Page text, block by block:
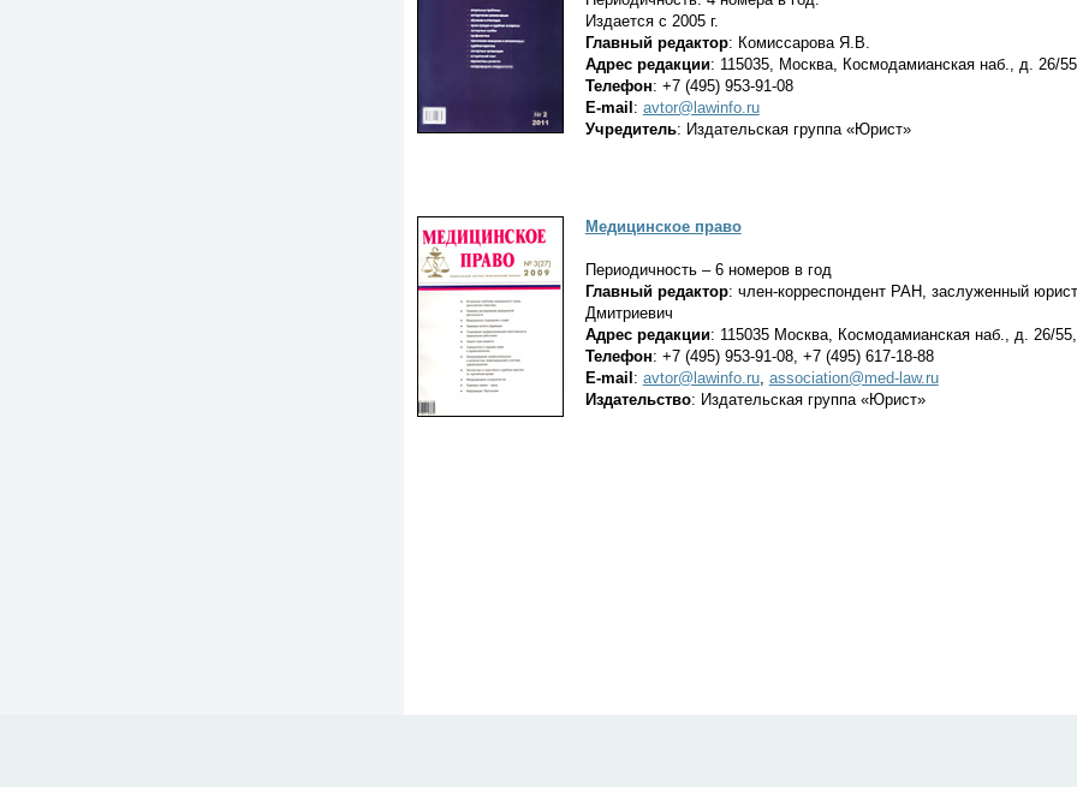
Издается с 2005 г.
Главный редактор: Комиссарова Я.В.
Адрес редакции: 115035, Москва, Космодамианская наб., д. 26/
Телефон: +7 (495) 953-91-08
E-mail : avtor@lawinfo.ru
Учредитель: Издательская группа «Юрист»
Медицинское право
Периодичность – 6 номеров в год
Главный редактор: член-корреспондент РАН, заслуженный
Дмитриевич
Адрес редакции: 115035 Москва, Космодамианская наб., д. 26/
Телефон: +7 (495) 953-91-08, +7 (495) 617-18-88
E-mail : avtor@lawinfo.ru, association@med-law.ru
Издательство: Издательская группа «Юрист»